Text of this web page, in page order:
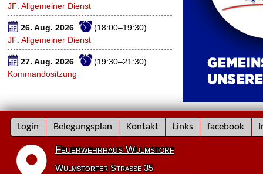
JF: Allgemeiner Dienst
26. Aug. 2026
(18:00–19:30)
JF: Allgemeiner Dienst
27. Aug. 2026
(19:30–21:30)
Kommandositzung
Navigation
überspringen
Login Belegungsplan Kontakt Links facebook
Feuerwehrhaus Wulmstorf
Wulmstorfer Straße 35